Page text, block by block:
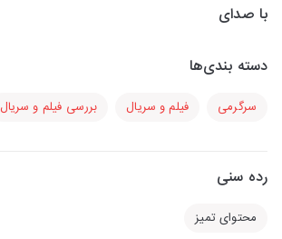
با صدای
دسته بندی‌ها
سرگرمی فیلم و سریال بررسی فیلم و سریال
رده سنی
محتوای تمیز